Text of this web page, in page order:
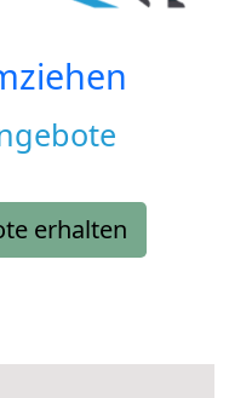
erhalten